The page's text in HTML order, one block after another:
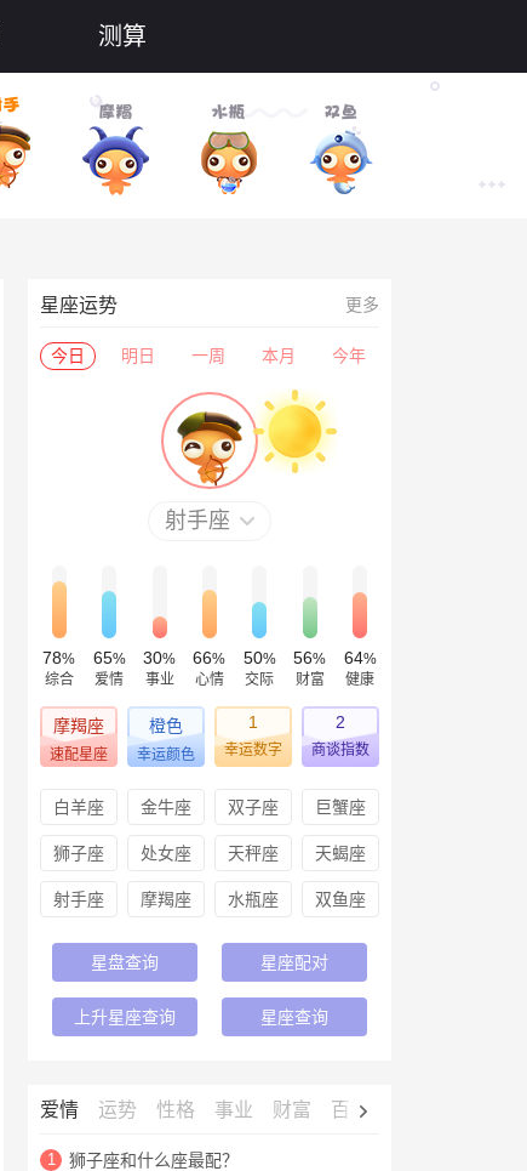
测算
星座运势 更多
今日 明日 一周 本月 今年
射手座
78%
综合
65%
爱情
30%
事业
66%
心情
50%
交际
56%
财富
64%
健康
摩羯座
速配星座
橙色
幸运颜色
1
幸运数字
2
商谈指数
白羊座 金牛座 双子座 巨蟹座
狮子座 处女座 天秤座 天蝎座
射手座 摩羯座 水瓶座 双鱼座
星盘查询 星座配对
上升星座查询 星座查询
爱情 运势 性格 事业 财富 百科
1 狮子座和什么座最配？